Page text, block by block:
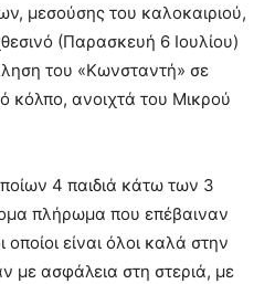
μεσούσης του καλοκαιριού,
(Παρασκευή 6 Ιουλίου)
του «Κωνσταντή» σε
κόλπο, ανοιχτά του Μικρού
4 παιδιά κάτω των 3
πλήρωμα που επέβαιναν
είναι όλοι καλά στην
με ασφάλεια στη στεριά, με